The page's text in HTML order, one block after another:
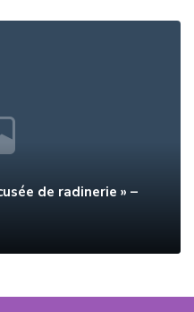
de radinerie » –